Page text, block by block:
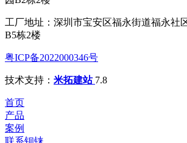
工厂地址：深圳市宝安区福永街道福永社
B5栋2楼
粤ICP备2022000346号
技术支持： 米拓建站 7.8
首页
产品
案例
联系钡铼